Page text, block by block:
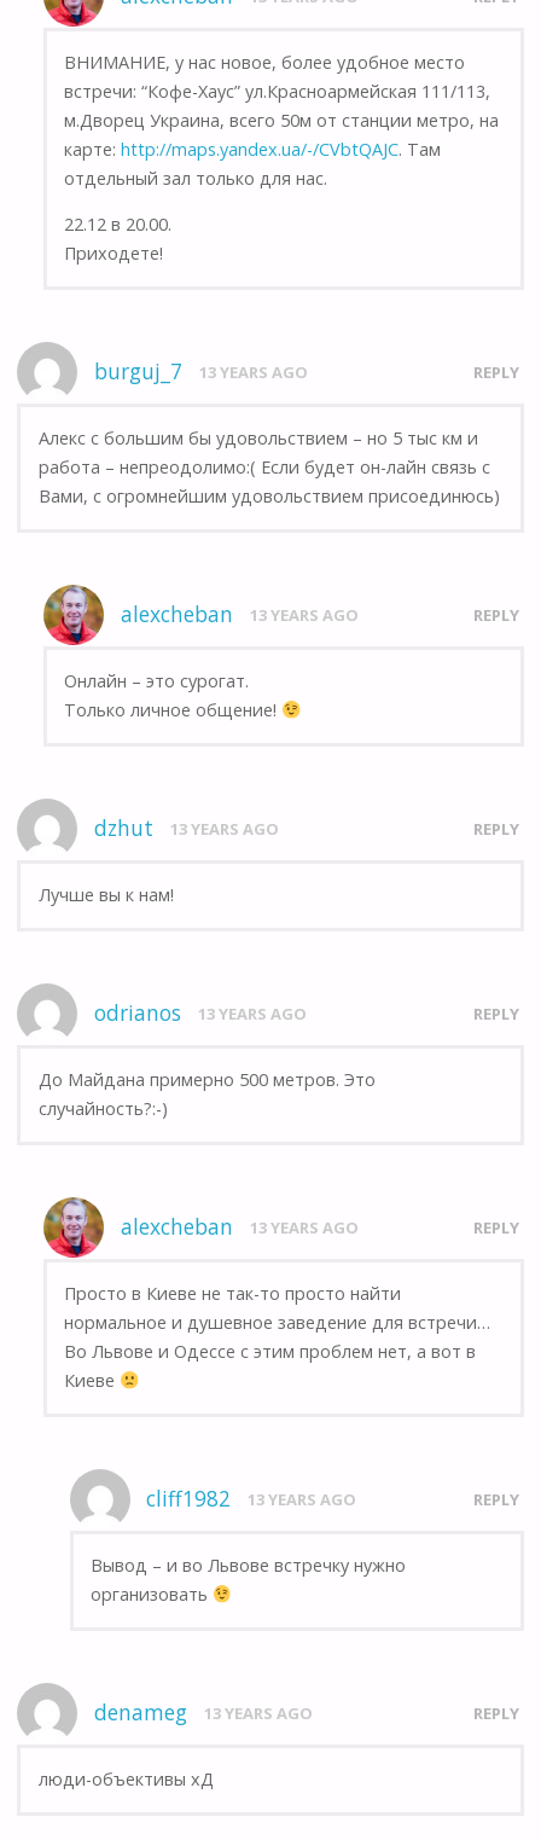
ВНИМАНИЕ, у нас новое, более удобное место
встречи: “Кофе-Хаус” ул.Красноармейская 111/113,
м.Дворец Украина, всего 50м от станции метро, на
карте:http://maps.yandex.ua/-/CVbtQAJC. Там
отдельный зал только для нас.
22.12 в 20.00.
Приходете!
burguj_7 13 YEARS AGO REPLY
Алекс с большим бы удовольствием – но 5 тыс км и
работа – непреодолимо:( Если будет он-лайн связь с
Вами, с огромнейшим удовольствием присоединюсь)
alexcheban 13 YEARS AGO REPLY
Онлайн – это сурогат.
Только личное общение!
dzhut 13 YEARS AGO REPLY
Лучше вы к нам!
odrianos 13 YEARS AGO REPLY
До Майдана примерно 500 метров. Это
случайность?:-)
alexcheban 13 YEARS AGO REPLY
Просто в Киеве не так-то просто найти
нормальное и душевное заведение для встречи…
Во Львове и Одессе с этим проблем нет, а вот в
Киеве
cliff1982 13 YEARS AGO REPLY
Вывод – и во Львове встречку нужно
организовать
denameg 13 YEARS AGO REPLY
люди-объективы хД